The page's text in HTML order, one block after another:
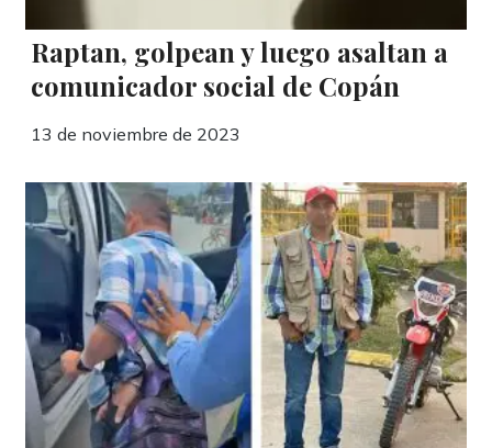
Raptan, golpean y luego asaltan a
comunicador social de Copán
13 de noviembre de 2023